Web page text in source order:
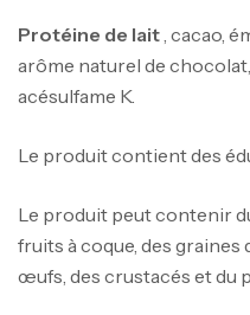
Protéine de lait , cacao,
arôme naturel de
acésulfame K.
Le produit contient des
Le produit peut contenir
fruits à coque, des graines
œufs, des crustacés et du